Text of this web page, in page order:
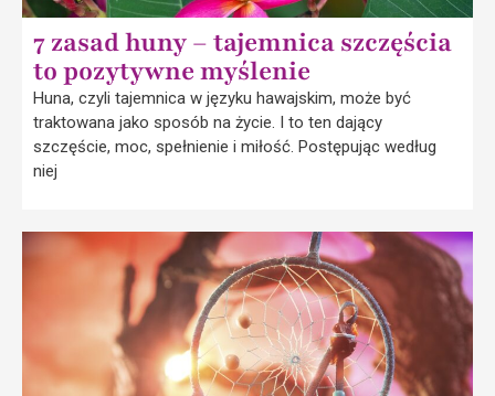
7 zasad huny – tajemnica szczęścia
to pozytywne myślenie
Huna, czyli tajemnica w języku hawajskim, może być
traktowana jako sposób na życie. I to ten dający
szczęście, moc, spełnienie i miłość. Postępując według
niej